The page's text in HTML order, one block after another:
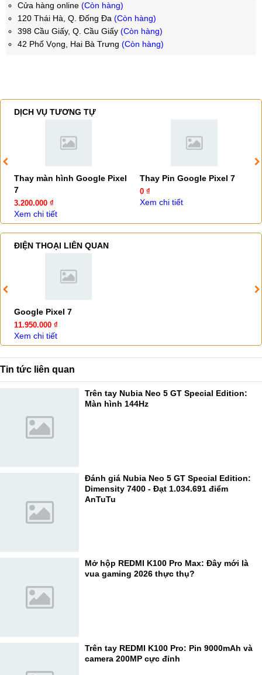
Cửa hàng online (Còn hàng)
120 Thái Hà, Q. Đống Đa (Còn hàng)
398 Cầu Giấy, Q. Cầu Giấy (Còn hàng)
42 Phố Vọng, Hai Bà Trưng (Còn hàng)
DỊCH VỤ TƯƠNG TỰ
Thay màn hình Google Pixel
7
3.200.000 ₫
Xem chi tiết
Thay Pin Google Pixel 7
0 ₫
Xem chi tiết
ĐIỆN THOẠI LIÊN QUAN
Google Pixel 7
11.950.000 ₫
Xem chi tiết
Tin tức liên quan
Trên tay Nubia Neo 5 GT Special Edition:
Màn hình 144Hz
Đánh giá Nubia Neo 5 GT Special Edition:
Dimensity 7400 - Đạt 1.034.691 điểm
AnTuTu
Mở hộp REDMI K100 Pro Max: Đây mới là
vua gaming 2026 thực thụ?
Trên tay REDMI K100 Pro: Pin 9000mAh và
camera 200MP cực đỉnh